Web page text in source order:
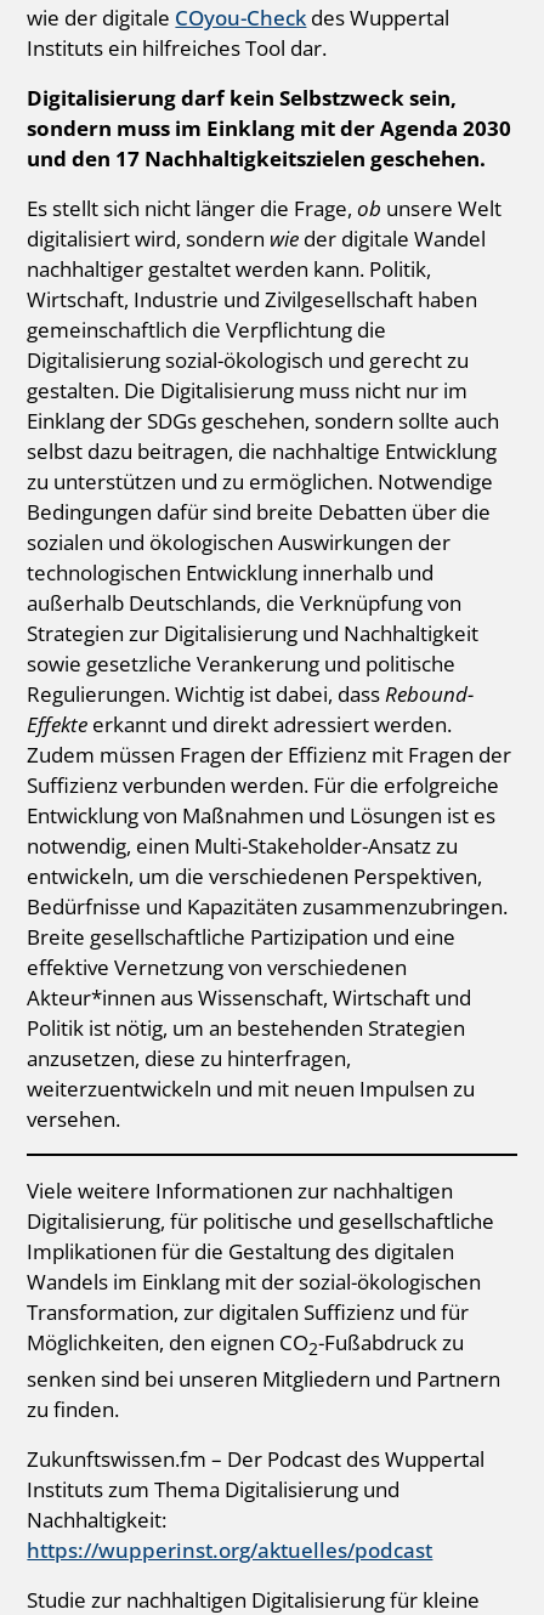
wie der digitale COyou-Check des Wuppertal
Instituts ein hilfreiches Tool dar.
Digitalisierung darf kein Selbstzweck sein,
sondern muss im Einklang mit der Agenda 2030
und den 17 Nachhaltigkeitszielen geschehen.
Es stellt sich nicht länger die Frage,ob unsere Welt
digitalisiert wird, sondern wie der digitale Wandel
nachhaltiger gestaltet werden kann. Politik,
Wirtschaft, Industrie und Zivilgesellschaft haben
gemeinschaftlich die Verpflichtung die
Digitalisierung sozial-ökologisch und gerecht zu
gestalten. Die Digitalisierung muss nicht nur im
Einklang der SDGs geschehen, sondern sollte auch
selbst dazu beitragen, die nachhaltige Entwicklung
zu unterstützen und zu ermöglichen. Notwendige
Bedingungen dafür sind breite Debatten über die
sozialen und ökologischen Auswirkungen der
technologischen Entwicklung innerhalb und
außerhalb Deutschlands, die Verknüpfung von
Strategien zur Digitalisierung und Nachhaltigkeit
sowie gesetzliche Verankerung und politische
Regulierungen. Wichtig ist dabei, dassRebound-
Effekte erkannt und direkt adressiert werden.
Zudem müssen Fragen der Effizienz mit Fragen der
Suffizienz verbunden werden. Für die erfolgreiche
Entwicklung von Maßnahmen und Lösungen ist es
notwendig, einen Multi-Stakeholder-Ansatz zu
entwickeln, um die verschiedenen Perspektiven,
Bedürfnisse und Kapazitäten zusammenzubringen.
Breite gesellschaftliche Partizipation und eine
effektive Vernetzung von verschiedenen
Akteur*innen aus Wissenschaft, Wirtschaft und
Politik ist nötig, um an bestehenden Strategien
anzusetzen, diese zu hinterfragen,
weiterzuentwickeln und mit neuen Impulsen zu
versehen.
Viele weitere Informationen zur nachhaltigen
Digitalisierung, für politische und gesellschaftliche
Implikationen für die Gestaltung des digitalen
Wandels im Einklang mit der sozial-ökologischen
Transformation, zur digitalen Suffizienz und für
Möglichkeiten, den eignen CO2-Fußabdruck zu
senken sind bei unseren Mitgliedern und Partnern
zu finden.
Zukunftswissen.fm – Der Podcast des Wuppertal
Instituts zum Thema Digitalisierung und
Nachhaltigkeit:
https://wupperinst.org/aktuelles/podcast
Studie zur nachhaltigen Digitalisierung für kleine